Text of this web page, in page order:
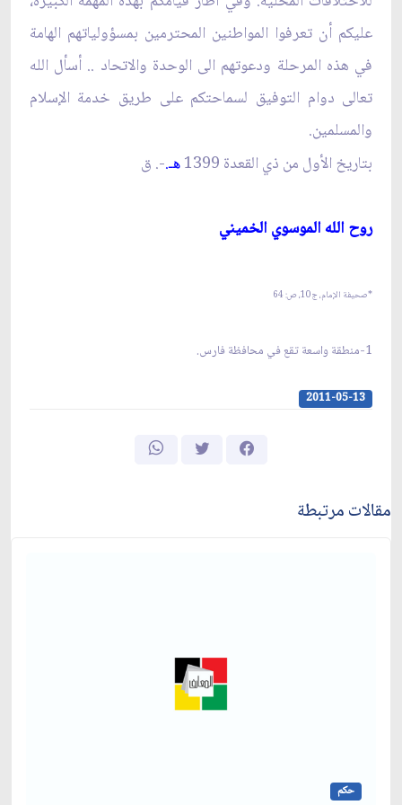
عليكم أن تعرفوا المواطنين المحترمين بمسؤولياتهم الهامة
في هذه المرحلة ودعوتهم الى الوحدة والاتحاد .. أسأل الله
تعالى دوام التوفيق لسماحتكم على طريق خدمة الإسلام
والمسلمين.
بتاريخ الأول من ذي القعدة 1399
هـ.-. ق‏
روح الله الموسوي الخميني‏
*صحيفة الإمام، ج‏10، ص: 64
1-منطقة واسعة تقع في محافظة فارس.
2011-05-13
مقالات مرتبطة
حكم